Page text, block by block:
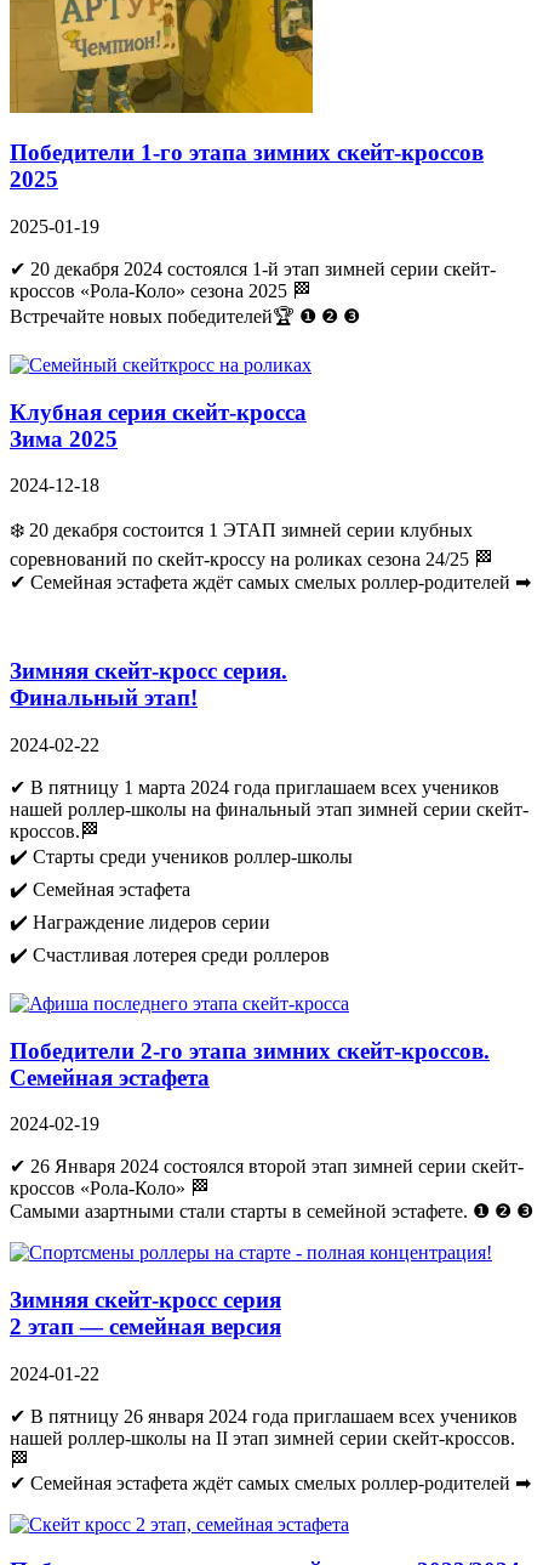
Победители 1-го этапа зимних скейт-кроссов
2025
2025-01-19
✔ 20 декабря 2024 состоялся 1-й этап зимней серии скейт-
кроссов «Рола-Коло» сезона 2025 🏁
Встречайте новых победителей🏆 ❶ ❷ ❸
Клубная серия скейт-кросса
Зима 2025
2024-12-18
❄️ 20 декабря состоится 1 ЭТАП зимней серии клубных
соревнований по скейт-кроссу на роликах сезона 24/25 🏁
✔ Семейная эстафета ждёт самых смелых роллер-родителей ➡
Зимняя скейт-кросс серия.
Финальный этап!
2024-02-22
✔ В пятницу 1 марта 2024 года приглашаем всех учеников
нашей роллер-школы на финальный этап зимней серии скейт-
кроссов.🏁
✔️ Старты среди учеников роллер-школы
✔️ Семейная эстафета
✔️ Награждение лидеров серии
✔️ Счастливая лотерея среди роллеров
Победители 2-го этапа зимних скейт-кроссов.
Cемейная эстафета
2024-02-19
✔ 26 Января 2024 состоялся второй этап зимней серии скейт-
кроссов «Рола-Коло» 🏁
Самыми азартными стали старты в семейной эстафете. ❶ ❷ ❸
Зимняя скейт-кросс серия
2 этап — семейная версия
2024-01-22
✔ В пятницу 26 января 2024 года приглашаем всех учеников
нашей роллер-школы на II этап зимней серии скейт-кроссов.
🏁
✔ Семейная эстафета ждёт самых смелых роллер-родителей ➡